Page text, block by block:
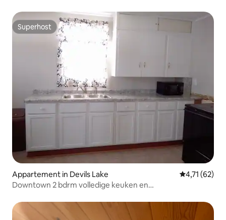
Superhost
Superhost
Appartement in Devils Lake Gemiddelde
4,71 (62)
Downtown 2 bdrm volledige keuken en